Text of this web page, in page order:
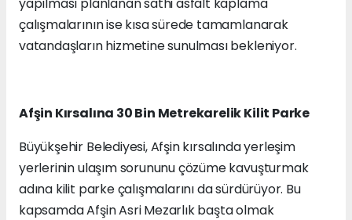
çalışmalarının ise kısa sürede tamamlanarak
vatandaşların hizmetine sunulması bekleniyor.
Afşin Kırsalına 30 Bin Metrekarelik Kilit Parke
Büyükşehir Belediyesi, Afşin kırsalında yerleşim
yerlerinin ulaşım sorununu çözüme kavuşturmak
adına kilit parke çalışmalarını da sürdürüyor. Bu
kapsamda Afşin Asri Mezarlık başta olmak